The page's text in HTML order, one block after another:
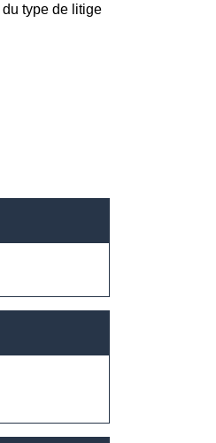
type de litige